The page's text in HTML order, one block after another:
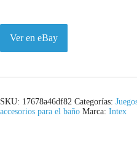
Ver en eBay
SKU: 17678a46df82 Categorías:
accesorios para el baño Marca: Intex